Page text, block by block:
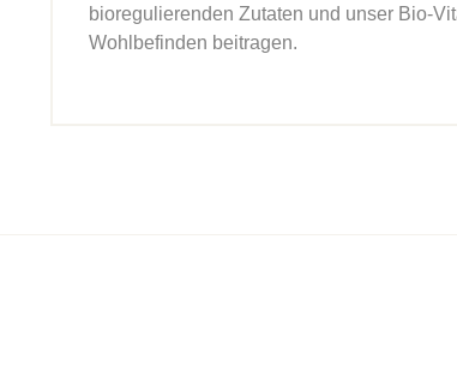
bioregulierenden Zutaten und unser Bio-
Wohlbefinden beitragen.